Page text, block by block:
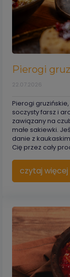
Pierogi
22.07.2026
Pierogi
soczysty farsz i
zawiązany na
małe sakiewki.
danie z
Cię przez cały
czytaj więcej